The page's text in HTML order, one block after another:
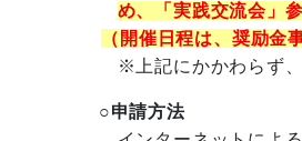
め、「実践交流会」
（開催日程は、奨励金
※上記にかかわらず、
○申請方法